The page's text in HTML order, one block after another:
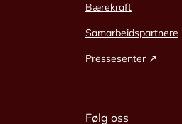
Bærekraft
Samarbeidspartnere
Pressesenter ↗
Følg oss